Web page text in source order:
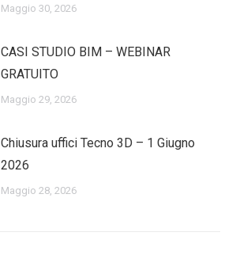
Maggio 30, 2026
CASI STUDIO BIM – WEBINAR
GRATUITO
Maggio 29, 2026
Chiusura uffici Tecno 3D – 1 Giugno
2026
Maggio 28, 2026